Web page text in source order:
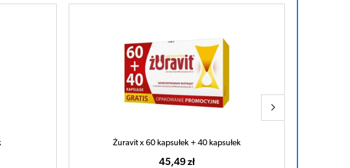
Żuravit x 60 kapsułek + 40 kapsułek
45,49 zł